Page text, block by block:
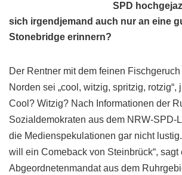
SPD
sich irgendjemand auch nur an eine
Stonebridge erinnern?
Der Rentner mit dem feinen
Norden sei „cool, witzig, spritzig, rotzig“,
Cool? Witzig? Nach Informationen der
Sozialdemokraten aus dem NRW-SPD-
die Medienspekulationen gar nicht
will ein Comeback von Steinbrück“, sagt
Abgeordnetenmandat aus dem